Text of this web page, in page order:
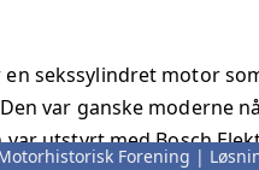
en sekssylindret motor
var ganske moderne
utstyrt med Bosch
Forening |